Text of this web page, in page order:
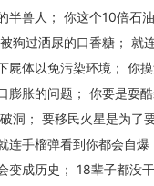
半兽人； 你这个10倍石
狗过洒尿的口香糖；
屍体以免污染环境； 你
膨胀的问题； 你要是耍
洞； 要移民火星是为
连手榴弹看到你都会自
变成历史； 18辈子都没